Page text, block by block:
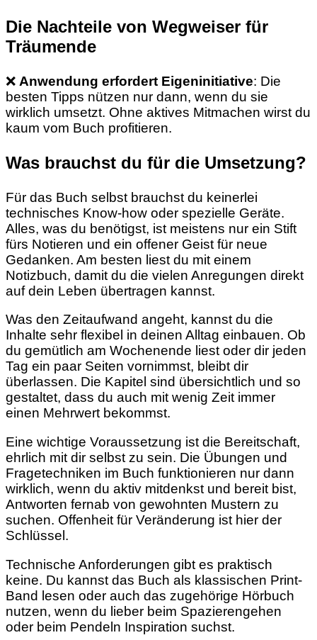
Die Nachteile von Wegweiser für
Träumende
❌ Anwendung erfordert Eigeninitiative: Die
besten Tipps nützen nur dann, wenn du sie
wirklich umsetzt. Ohne aktives Mitmachen wirst du
kaum vom Buch profitieren.
Was brauchst du für die Umsetzung?
Für das Buch selbst brauchst du keinerlei
technisches Know-how oder spezielle Geräte.
Alles, was du benötigst, ist meistens nur ein Stift
fürs Notieren und ein offener Geist für neue
Gedanken. Am besten liest du mit einem
Notizbuch, damit du die vielen Anregungen direkt
auf dein Leben übertragen kannst.
Was den Zeitaufwand angeht, kannst du die
Inhalte sehr flexibel in deinen Alltag einbauen. Ob
du gemütlich am Wochenende liest oder dir jeden
Tag ein paar Seiten vornimmst, bleibt dir
überlassen. Die Kapitel sind übersichtlich und so
gestaltet, dass du auch mit wenig Zeit immer
einen Mehrwert bekommst.
Eine wichtige Voraussetzung ist die Bereitschaft,
ehrlich mit dir selbst zu sein. Die Übungen und
Fragetechniken im Buch funktionieren nur dann
wirklich, wenn du aktiv mitdenkst und bereit bist,
Antworten fernab von gewohnten Mustern zu
suchen. Offenheit für Veränderung ist hier der
Schlüssel.
Technische Anforderungen gibt es praktisch
keine. Du kannst das Buch als klassischen Print-
Band lesen oder auch das zugehörige Hörbuch
nutzen, wenn du lieber beim Spazierengehen
oder beim Pendeln Inspiration suchst.